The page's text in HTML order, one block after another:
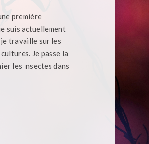
première
suis actuellement
travaille sur les
Je passe la
les insectes dans